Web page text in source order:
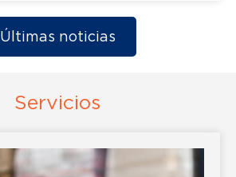
Últimas noticias
Servicios